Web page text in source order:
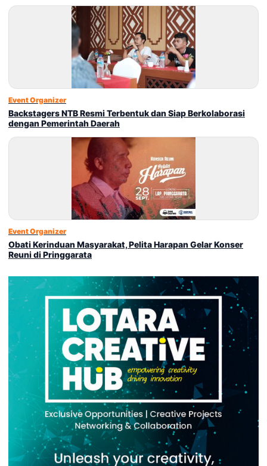
Event Organizer
Backstagers NTB Resmi Terbentuk dan Siap Berkolaborasi
dengan Pemerintah Daerah
Event Organizer
Obati Kerinduan Masyarakat, Pelita Harapan Gelar Konser
Reuni di Pringgarata